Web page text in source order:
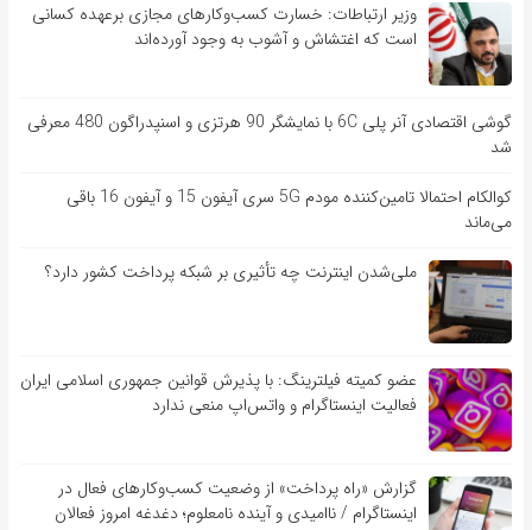
وزیر ارتباطات: خسارت کسب‌وکارهای مجازی برعهده کسانی
است که اغتشاش و آشوب به وجود آورده‌اند
گوشی اقتصادی آنر پلی 6C با نمایشگر 90 هرتزی و اسنپدراگون 480 معرفی
شد
کوالکام احتمالا تامین‌کننده مودم 5G سری آیفون 15 و آیفون 16 باقی
می‌ماند
ملی‌شدن اینترنت چه تأثیری بر شبکه پرداخت کشور دارد؟
عضو کمیته فیلترینگ: با پذیرش قوانین جمهوری اسلامی ایران
فعالیت اینستاگرام و واتس‌اپ منعی ندارد
گزارش «راه پرداخت» از وضعیت کسب‌وکارهای فعال در
اینستاگرام / ناامیدی و آینده نامعلوم؛ دغدغه امروز فعالان